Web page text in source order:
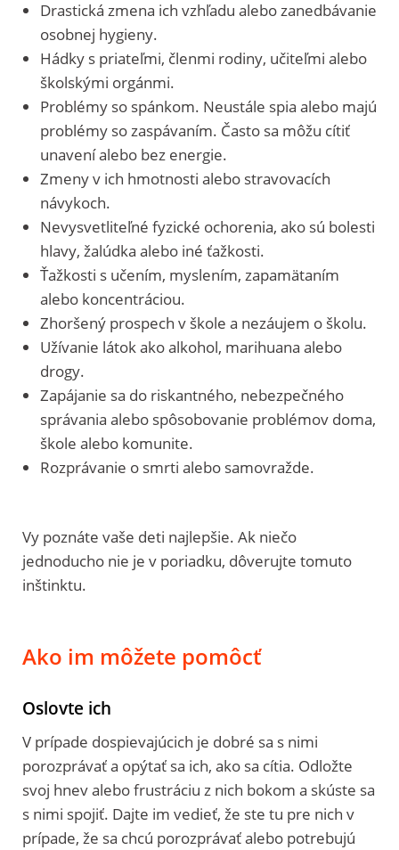
Drastická zmena ich vzhľadu alebo zanedbávanie
osobnej hygieny.
Hádky s priateľmi, členmi rodiny, učiteľmi alebo
školskými orgánmi.
Problémy so spánkom. Neustále spia alebo majú
problémy so zaspávaním. Často sa môžu cítiť
unavení alebo bez energie.
Zmeny v ich hmotnosti alebo stravovacích
návykoch.
Nevysvetliteľné fyzické ochorenia, ako sú bolesti
hlavy, žalúdka alebo iné ťažkosti.
Ťažkosti s učením, myslením, zapamätaním
alebo koncentráciou.
Zhoršený prospech v škole a nezáujem o školu.
Užívanie látok ako alkohol, marihuana alebo
drogy.
Zapájanie sa do riskantného, ​​nebezpečného
správania alebo spôsobovanie problémov doma,
škole alebo komunite.
Rozprávanie o smrti alebo samovražde.
Vy poznáte vaše deti najlepšie. Ak niečo
jednoducho nie je v poriadku, dôverujte tomuto
inštinktu.
Ako im môžete pomôcť
Oslovte ich
V prípade dospievajúcich je dobré sa s nimi
porozprávať a opýtať sa ich, ako sa cítia. Odložte
svoj hnev alebo frustráciu z nich bokom a skúste sa
s nimi spojiť. Dajte im vedieť, že ste tu pre nich v
prípade, že sa chcú porozprávať alebo potrebujú